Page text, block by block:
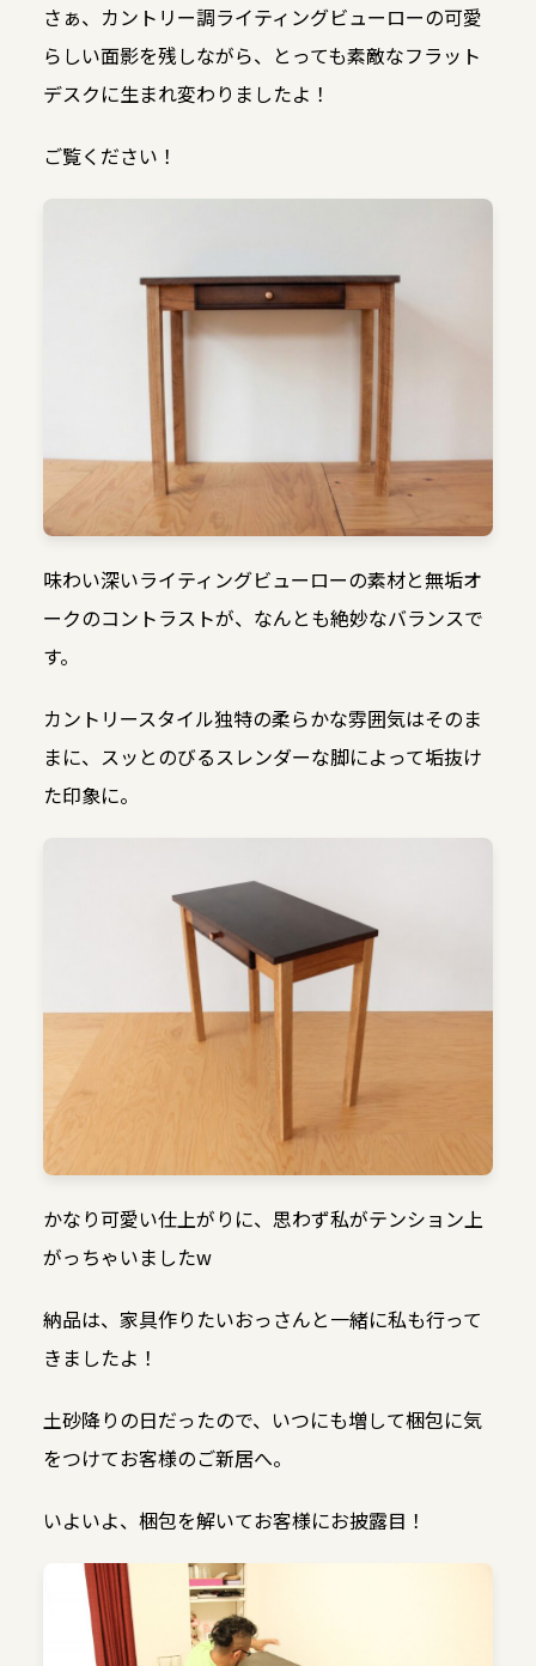
さぁ、カントリー調ライティングビューローの可愛
らしい面影を残しながら、とっても素敵なフラット
デスクに生まれ変わりましたよ！
ご覧ください！
味わい深いライティングビューローの素材と無垢オ
ークのコントラストが、なんとも絶妙なバランスで
す。
カントリースタイル独特の柔らかな雰囲気はそのま
まに、スッとのびるスレンダーな脚によって垢抜け
た印象に。
かなり可愛い仕上がりに、思わず私がテンション上
がっちゃいましたw
納品は、家具作りたいおっさんと一緒に私も行って
きましたよ！
土砂降りの日だったので、いつにも増して梱包に気
をつけてお客様のご新居へ。
いよいよ、梱包を解いてお客様にお披露目！